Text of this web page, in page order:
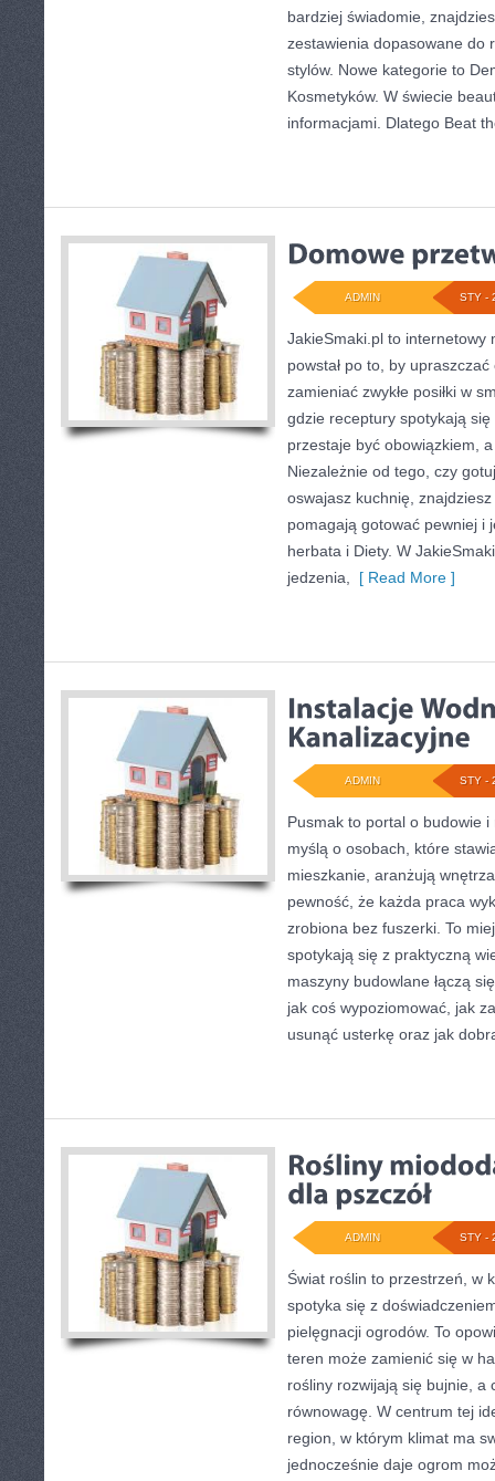
bardziej świadomie,
zestawienia dopasowane do
stylów. Nowe kategorie to
Kosmetyków. W świecie
informacjami. Dlatego Beat
STY -
ADMIN
JakieSmaki.pl to internetowy
powstał po to, by
zamieniać zwykłe posiłki w
gdzie receptury spotykają
przestaje być obowiązkiem,
Niezależnie od tego, czy
oswajasz kuchnię,
pomagają gotować pewniej i
herbata i Diety. W
jedzenia,
[ Read More ]
STY -
ADMIN
Pusmak to portal o budowie i
myślą o osobach, które
mieszkanie, aranżują
pewność, że każda praca
zrobiona bez fuszerki. To
spotykają się z praktyczną
maszyny budowlane łączą
jak coś wypoziomować, jak
usunąć usterkę oraz jak
STY -
ADMIN
Świat roślin to przestrzeń, w
spotyka się z
pielęgnacji ogrodów. To
teren może zamienić się w
rośliny rozwijają się bujnie, a
równowagę. W centrum tej
region, w którym klimat ma
jednocześnie daje ogrom